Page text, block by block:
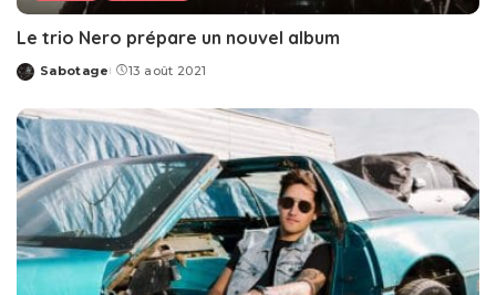
Le trio Nero prépare un nouvel album
Posted
Sabotage 13 août 2021